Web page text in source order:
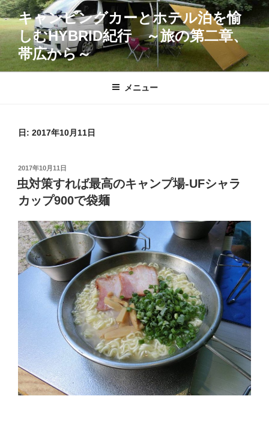
コ
ン
テ
キャンピングカーとホテル泊を愉
しむHYBRID紀行 ～旅の第二章、
帯広から～
メニュー
日: 2017年10月11日
投
稿
日:
2017年10月11日
虫対策すれば最高のキャンプ場-UFシャラ
カップ900で袋麺